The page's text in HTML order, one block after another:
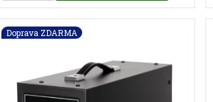
Doprava ZDARMA